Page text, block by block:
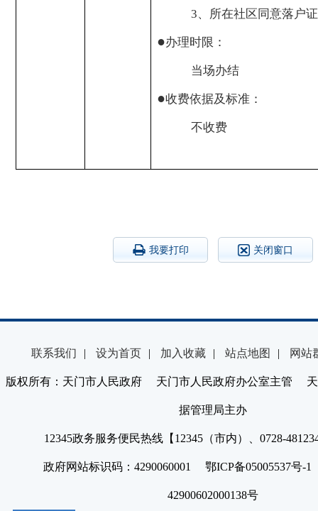
3、所在社区同意落户
●办理时限：
当场办结
●收费依据及标准：
不收费
我要打印 关闭窗口
联系我们 | 设为首页 | 加入收藏 | 站点地图 | 网站
版权所有：天门市人民政府 天门市人民政府办公室主管 天
据管理局主办
12345政务服务便民热线【12345（市内）、0728-
政府网站标识码：4290060001 鄂ICP备05005537号
42900602000138号